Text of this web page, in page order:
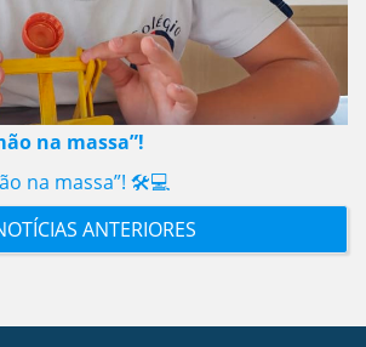
na massa”!
na massa”! 🛠️💻
ANTERIORES